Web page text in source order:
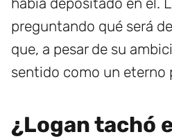
preguntando qué será
que, a pesar de su
sentido como un eterno
¿Logan tachó